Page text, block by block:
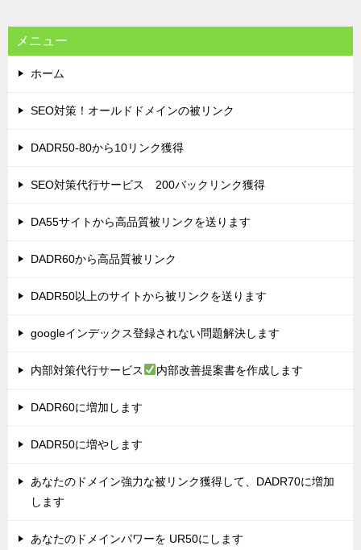
メニュー
ホーム
SEO対策！オールドドメインの被リンク
DADR50-80から10リンク獲得
SEO対策代行サービス 200バックリンク獲得
DA55サイトから高品質被リンクを送ります
DADR60から高品質被リンク
DADR50以上のサイトから被リンクを送ります
googleインデックス登録されない問題解決します
内部対策代行サービス 内部改善提案書を作成します
DADR60に増加します
DADR50に増やします
あなたのドメイン強力な被リンク獲得して、DADR70に増加
します
あなたのドメインパワーを UR50にします